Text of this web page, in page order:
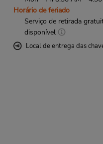
Horário de feriado
Serviço de retirada
disponível
Local de entrega das